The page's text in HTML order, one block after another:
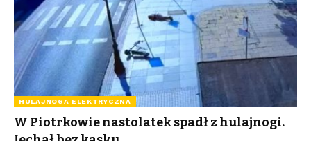
HULAJNOGA ELEKTRYCZNA
W Piotrkowie nastolatek spadł z hulajnogi.